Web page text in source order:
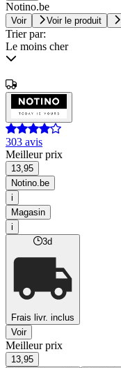
Notino.be
Voir Voir le produit
Trier par:
Le moins cher
303 avis
Meilleur prix
13,95
Notino.be
i
Magasin
i
3d
Frais livr. inclus
Voir
Meilleur prix
13,95